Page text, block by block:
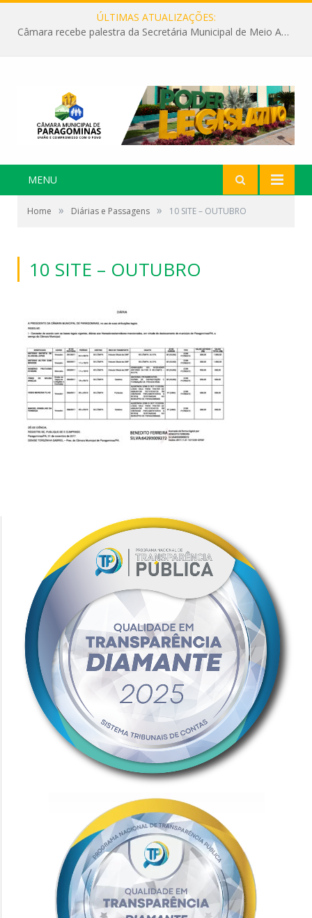
ÚLTIMAS ATUALIZAÇÕES:
Câmara recebe palestra da Secretária Municipal de Meio Ambiente sobre as ações da “SEMANA DO MEIO AMBIENTE”
MENU
Home » Diárias e Passagens » 10 SITE – OUTUBRO
10 SITE – OUTUBRO